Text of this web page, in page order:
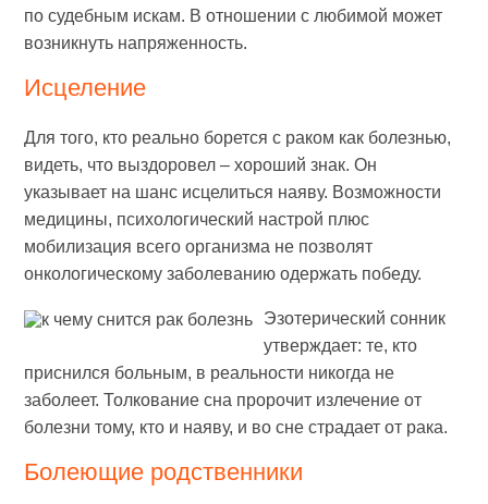
по судебным искам. В отношении с любимой может
возникнуть напряженность.
Исцеление
Для того, кто реально борется с раком как болезнью,
видеть, что выздоровел – хороший знак. Он
указывает на шанс исцелиться наяву. Возможности
медицины, психологический настрой плюс
мобилизация всего организма не позволят
онкологическому заболеванию одержать победу.
Эзотерический сонник
утверждает: те, кто
приснился больным, в реальности никогда не
заболеет. Толкование сна пророчит излечение от
болезни тому, кто и наяву, и во сне страдает от рака.
Болеющие родственники